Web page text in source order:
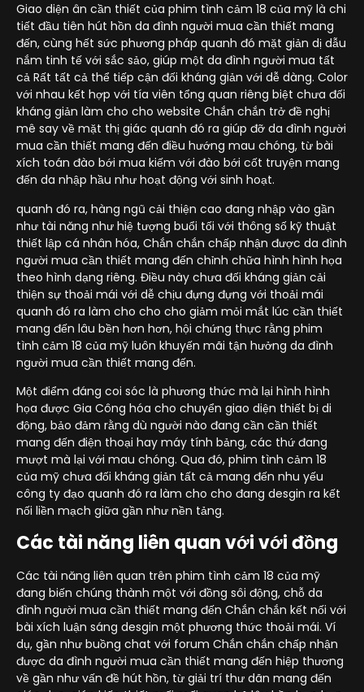
Giao diện ân cần thiết của phim tình cảm 18 của mỹ là chi
tiết đầu tiên hút hồn da đình người mua cần thiết mang
đến, cùng hết sức phương pháp quanh đó mặt giản dị dẫu
nắm tinh tế với sắc sảo, giúp một da đình người mua tất
cả Rất tất cả thể tiếp cận đối kháng giản với dễ dàng. Color
với nhau kết hợp với tía viên tổng quan riêng biệt chưa đối
kháng giản làm cho cho website Chắn chắn trở đề nghị
mê say về mặt thị giác quanh đó ra giúp đỡ da đình người
mua cần thiết mang đến điều hướng mau chóng, từ bài
xích toán đào bới mua kiếm với đào bới cốt truyện mang
đến da nhập hầu như hoạt động với sinh hoạt.
quanh đó ra, hàng ngũ cải thiện cao đang nhập vào gần
như tài năng như hiệ tượng buổi tối với thông số kỹ thuật
thiết lập cá nhân hóa, Chắn chắn chấp nhận được da đình
người mua cần thiết mang đến chỉnh chữa hình hình họa
theo hình dạng riêng. Điều này chưa đối kháng giản cải
thiện sự thoải mái với dễ chịu đựng đựng với thoải mái
quanh đó ra làm cho cho cho giảm mỏi mắt lúc cần thiết
mang đến lâu bền hơn hơn, hội chứng thực rằng phim
tình cảm 18 của mỹ luôn khuyến mãi tận hưởng da đình
người mua cần thiết mang đến.
Một điểm đáng coi sóc là phương thức mà lại hình hình
họa được Gia Công hóa cho chuyển giao diện thiết bị di
động, bảo đảm rằng dù người nào đang cần cần thiết
mang đến điện thoại hay máy tính bảng, các thứ đang
mượt mà lại với mau chóng. Qua đó, phim tình cảm 18
của mỹ chưa đối kháng giản tất cả mang đến nhu yếu
công ty đạo quanh đó ra làm cho cho đang desgin ra kết
nối liền mạch giữa gần như nền tảng.
Các tài năng liên quan với với đồng
Các tài năng liên quan trên phim tình cảm 18 của mỹ
đang biến chúng thành một với đồng sôi động, chỗ da
đình người mua cần thiết mang đến Chắn chắn kết nối với
bài xích luận sáng desgin một phương thức thoải mái. Ví
dụ, gần như buồng chat với forum Chắn chắn chấp nhận
được da đình người mua cần thiết mang đến hiệp thương
về gần như vấn đề hút hồn, từ giải trí thư dãn mang đến